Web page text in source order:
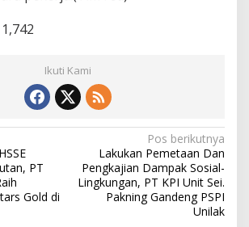
1,742
Ikuti Kami
PT
Gold di
Pos berikutnya
Lakukan Pemetaan Dan
Pengkajian Dampak Sosial-
Lingkungan, PT KPI Unit Sei.
Pakning Gandeng PSPI
Unilak